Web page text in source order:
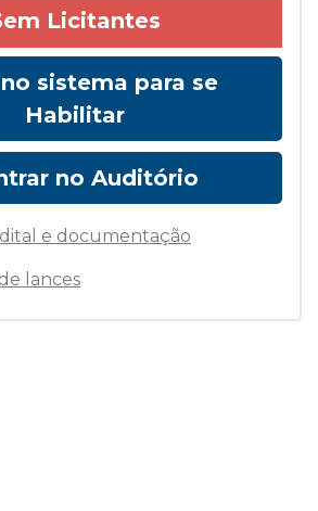
Licitantes
sistema para se
Habilitar
no Auditório
e documentação
lances